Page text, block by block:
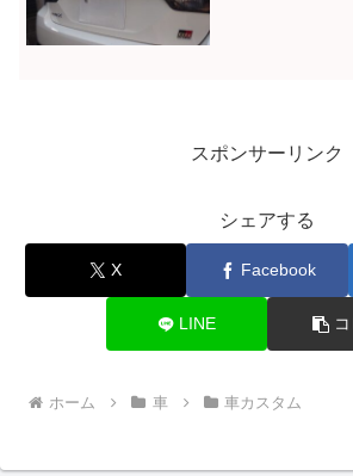
スポンサーリンク
シェアする
X Facebook
LINE
ホーム 車 車カスタム